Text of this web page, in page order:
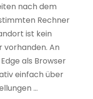
nach dem
Rechner
ist kein
vorhanden. An
als Browser
einfach über
…